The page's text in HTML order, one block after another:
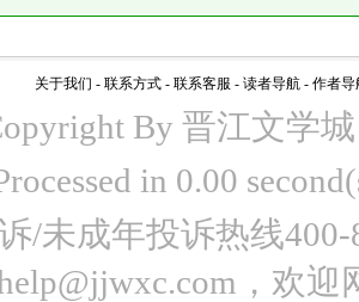
关于我们 - 联系方式 - 联系客服 - 读者导航 - 作者导
By 晋江文学
in 0.00
/未成年投诉热线
，欢